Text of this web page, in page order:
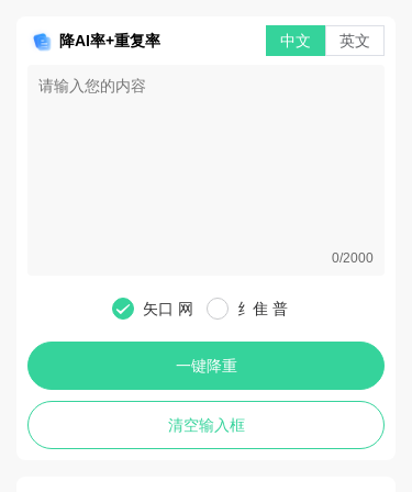
降AI率+重复率 中文 英文
0/2000
矢口 网 纟隹 普
一键降重
清空输入框